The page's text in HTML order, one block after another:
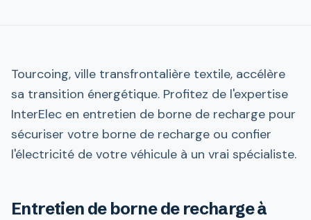
Tourcoing, ville transfrontalière textile, accélère
sa transition énergétique. Profitez de l'expertise
InterElec en entretien de borne de recharge pour
sécuriser votre borne de recharge ou confier
l'électricité de votre véhicule à un vrai spécialiste.
Entretien de borne de recharge à